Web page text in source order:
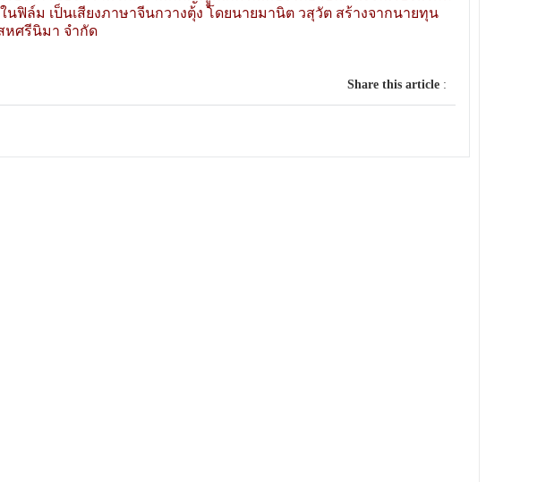
นฟิล์ม เป็นเสียงภาษาจีนกวางตุ้ง โดยนายมานิต วสุวัต สร้างจากนายทุน
หศรีนิมา จำกัด
Share this article: